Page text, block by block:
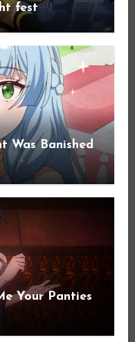
fest
Was Banished
Your Panties